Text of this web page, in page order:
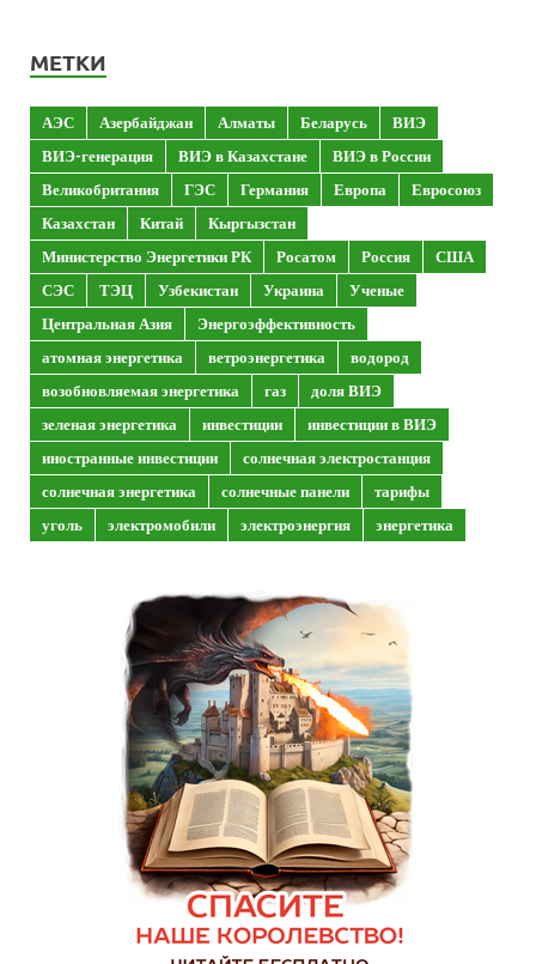
МЕТКИ
АЭС Азербайджан Алматы Беларусь
ВИЭ
ВИЭ-генерация
ВИЭ в Казахстане
ВИЭ в России
Великобритания
ГЭС Германия Европа
Евросоюз
Казахстан
Китай
Кыргызстан
Министерство Энергетики РК
Росатом Россия
США
СЭС
ТЭЦ Узбекистан Украина
Ученые
Центральная Азия
Энергоэффективность
атомная энергетика
ветроэнергетика
водород
возобновляемая энергетика
газ
доля ВИЭ
зеленая энергетика
инвестиции
инвестиции в ВИЭ
иностранные инвестиции
солнечная электростанция
солнечная энергетика
солнечные панели
тарифы
уголь
электромобили электроэнергия энергетика